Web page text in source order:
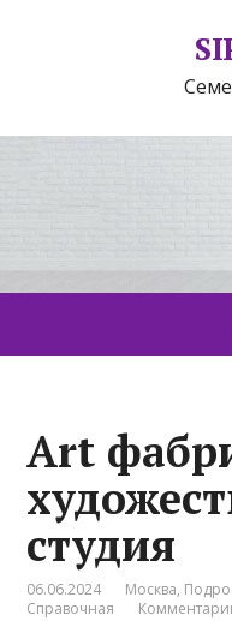
Art
студия
06.06.2024 Москва,
Справочная